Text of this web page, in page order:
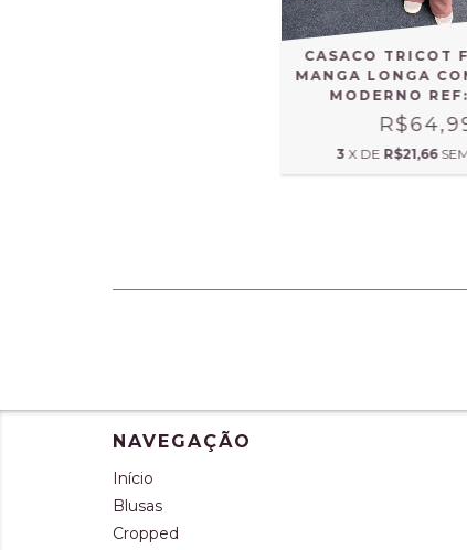
CASACO TRICOT
MANGA LONGA
MODERNO
3 X DE R$21,66
NAVEGAÇÃO
Início
Blusas
Cropped